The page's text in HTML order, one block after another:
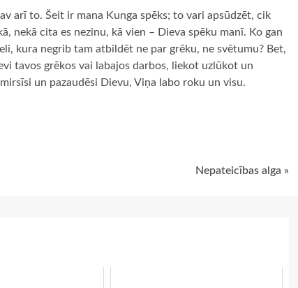
arī to. Šeit ir mana Kunga spēks; to vari apsūdzēt, cik
nekā cita es nezinu, kā vien – Dieva spēku manī. Ko gan
kura negrib tam atbildēt ne par grēku, ne svētumu? Bet,
tavos grēkos vai labajos darbos, liekot uzlūkot un
un pazaudēsi Dievu, Viņa labo roku un visu.
Nepateicības alga »